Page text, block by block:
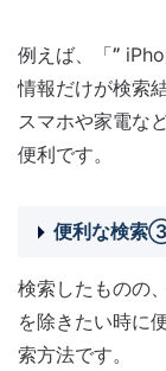
例えば、「”
情報だけが検索
スマホや家電な
便利です。
便利な検索
検索したものの
を除きたい時に
索方法です。